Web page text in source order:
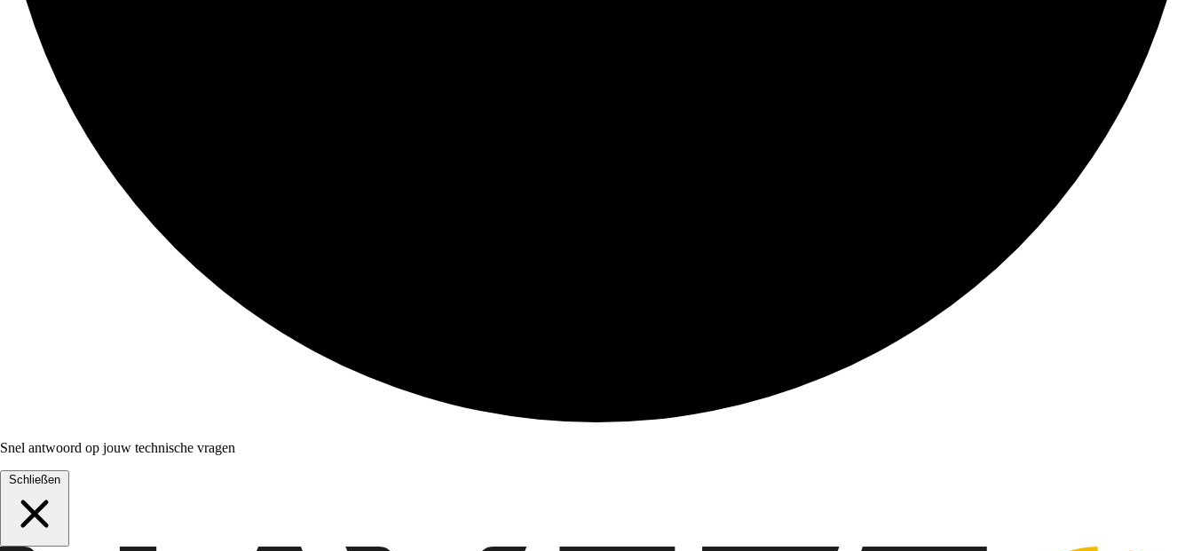
Snel antwoord op jouw technische vragen
Schließen